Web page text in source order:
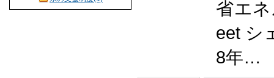
省エ
eet シ
8年…